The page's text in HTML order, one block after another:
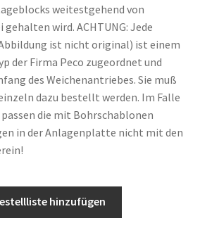
weitestgehend von
wird. ACHTUNG: Jede
ist nicht original) ist einem
der Firma Peco zugeordnet und
des Weichenantriebes. Sie muß
dazu bestellt werden. Im Falle
die mit Bohrschablonen
in der Anlagenplatte nicht mit den
hinzufügen